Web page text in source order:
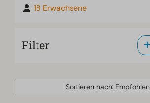
18 Erwachsene
Filter
Sortieren nach: Empfohlen